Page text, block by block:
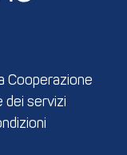
Cooperazione
dei servizi